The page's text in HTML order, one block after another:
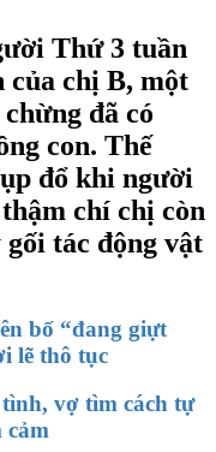
Thứ 3 tuần
của chị B, một
đã có
con. Thế
đổ khi người
chí chị còn
tác động vật
bố “đang giựt
lẽ thô tục
vợ tìm cách tự
cảm